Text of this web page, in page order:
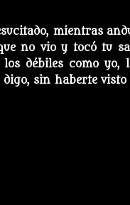
mientras
no vio y tocó tu
débiles como yo,
sin haberte